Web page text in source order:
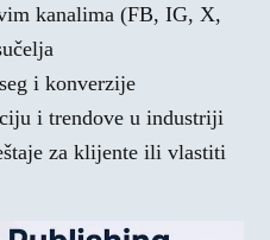
kanalima (FB, IG, X,
i konverzije
i trendove u industriji
za klijente ili vlastiti